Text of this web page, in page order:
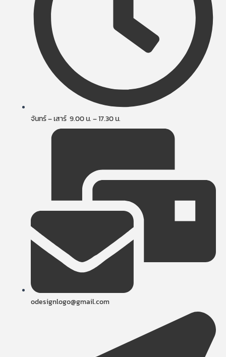
จันทร์ – เสาร์ 9.00 น. – 17.30 น.
odesignlogo@gmail.com